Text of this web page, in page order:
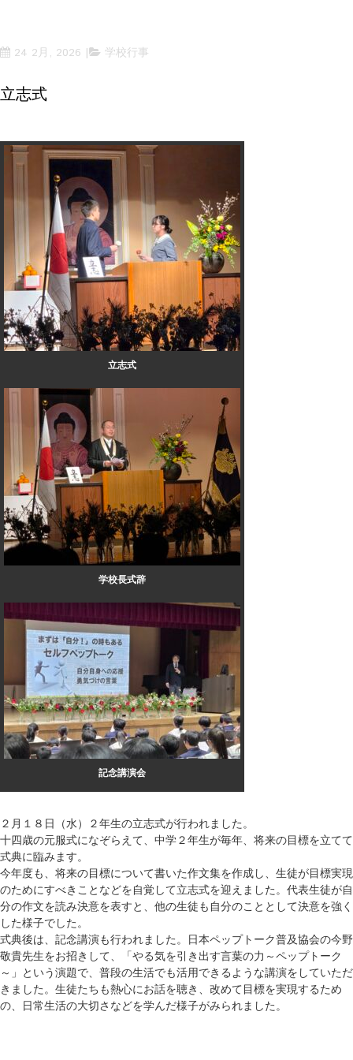
24 2月, 2026 学校行事
立志式
立志式
学校長式辞
記念講演会
２月１８日（水）２年生の立志式が行われました。
十四歳の元服式になぞらえて、中学２年生が毎年、将来の目標を立てて
式典に臨みます。
今年度も、将来の目標について書いた作文集を作成し、生徒が目標実現
のためにすべきことなどを自覚して立志式を迎えました。代表生徒が自
分の作文を読み決意を表すと、他の生徒も自分のこととして決意を強く
した様子でした。
式典後は、記念講演も行われました。日本ペップトーク普及協会の今野
敬貴先生をお招きして、「やる気を引き出す言葉の力～ペップトーク
～」という演題で、普段の生活でも活用できるような講演をしていただ
きました。生徒たちも熱心にお話を聴き、改めて目標を実現するため
の、日常生活の大切さなどを学んだ様子がみられました。